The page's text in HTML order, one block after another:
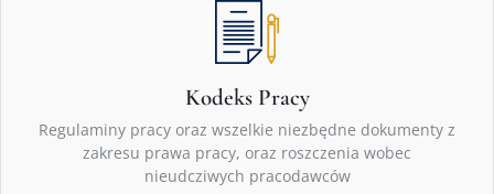
Kodeks Pracy
Regulaminy pracy oraz wszelkie niezbędne dokumenty z
zakresu prawa pracy, oraz roszczenia wobec
nieudcziwych pracodawców